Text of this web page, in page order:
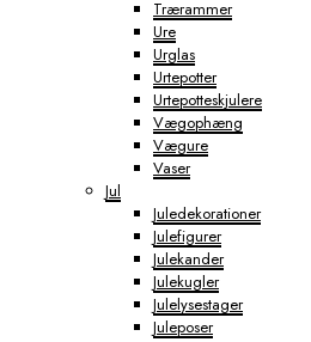
Trærammer
Ure
Urglas
Urtepotter
Urtepotteskjulere
Vægophæng
Vægure
Vaser
Jul
Juledekorationer
Julefigurer
Julekander
Julekugler
Julelysestager
Juleposer